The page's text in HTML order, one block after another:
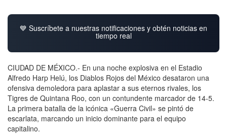
💙 Suscríbete a nuestras notificaciones y obtén noticias en
tiempo real
CIUDAD DE MÉXICO.- En una noche explosiva en el Estadio
Alfredo Harp Helú, los Diablos Rojos del México desataron una
ofensiva demoledora para aplastar a sus eternos rivales, los
Tigres de Quintana Roo, con un contundente marcador de 14-5.
La primera batalla de la icónica «Guerra Civil» se pintó de
escarlata, marcando un inicio dominante para el equipo
capitalino.